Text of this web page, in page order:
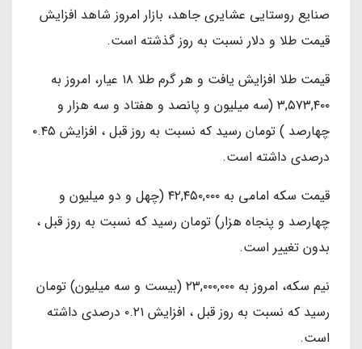
صنایع روستایی عشایری جاهد، بازار امروز شاهد افزایش
قیمت طلا و دلار نسبت به روز گذشته است.
قیمت طلا افزایش یافت و هر گرم طلا ۱۸ عیار، امروز به
۳,۵۷۳,۴۰۰ (سه میلیون و پانصد و هفتاد و سه هزار و
چهارصد ) تومان رسید که نسبت به روز قبل ، افزایش ۰.۴۵
درصدی داشته است.
قیمت سکه امامی به ۴۲,۴۵۰,۰۰۰ (چهل و دو میلیون و
چهارصد و پنجاه هزار) تومان رسید که نسبت به روز قبل ،
بدون تغییر است.
نیم سکه، امروز به ۲۳,۰۰۰,۰۰۰ (بیست و سه میلیون) تومان
رسید که نسبت به روز قبل ، افزایش ۰.۲۱ درصدی داشته
است.